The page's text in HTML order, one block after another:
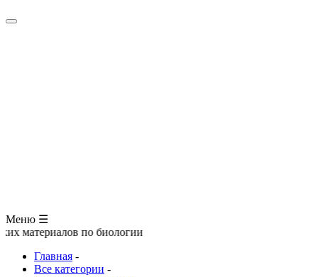
Меню ☰
по биологии
Главная -
Все категории -